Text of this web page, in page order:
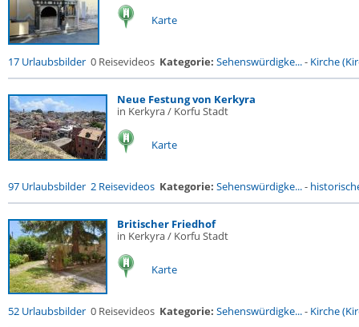
Karte
17 Urlaubsbilder 0 Reisevideos Kategorie: Sehenswürdigke...- Kirche
Neue Festung von Kerkyra
in Kerkyra / Korfu Stadt
Karte
97 Urlaubsbilder 2 Reisevideos Kategorie: Sehenswürdigke...-
Britischer Friedhof
in Kerkyra / Korfu Stadt
Karte
52 Urlaubsbilder 0 Reisevideos Kategorie: Sehenswürdigke...- Kirche